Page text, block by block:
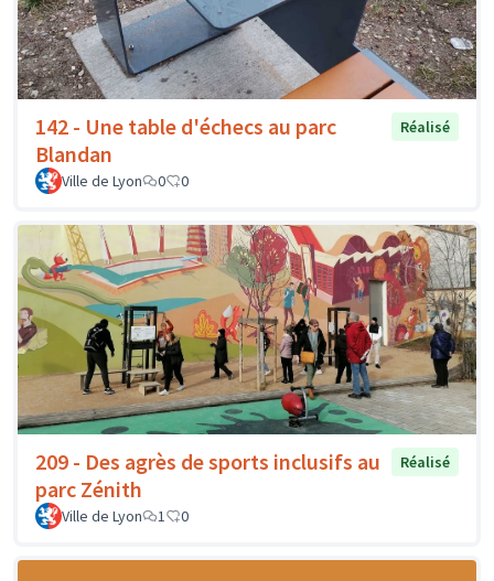
142 - Une table d'échecs au parc
Blandan
Réalisé
Ville de Lyon 0 0
209 - Des agrès de sports inclusifs au
parc Zénith
Réalisé
Ville de Lyon 1 0